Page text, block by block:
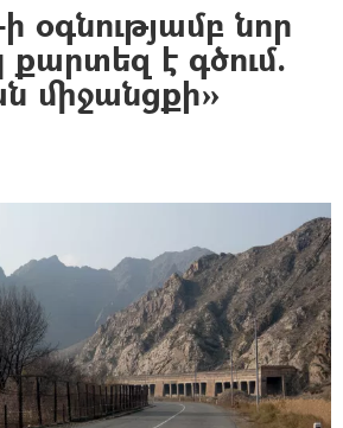
օգնությամբ նոր
է գծում.
միջանցքի»